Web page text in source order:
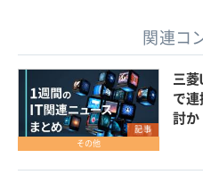
関連コ
記事
その他
三
で
討か